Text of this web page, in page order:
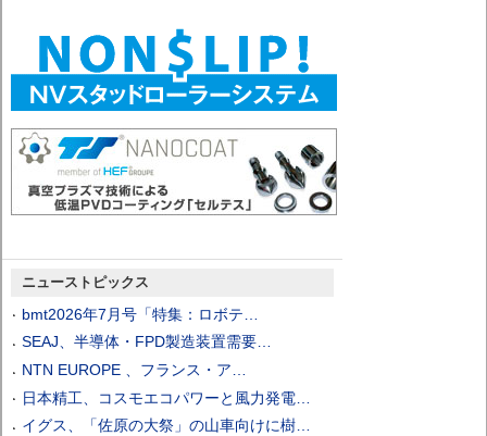
ニューストピックス
bmt2026年7月号「特集：ロボテ…
SEAJ、半導体・FPD製造装置需要…
NTN EUROPE 、フランス・ア…
日本精工、コスモエコパワーと風力発電…
イグス、「佐原の大祭」の山車向けに樹…